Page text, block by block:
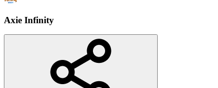
Axie Infinity